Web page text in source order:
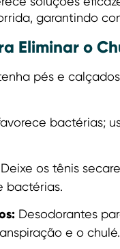
garantindo
Eliminar o
pés e
bactérias;
Deixe os tênis
bactérias.
Desodorantes
e o chulé.